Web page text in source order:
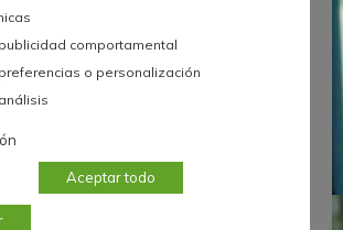
Experience, IRYO
comportamental
o personalización
Aceptar todo